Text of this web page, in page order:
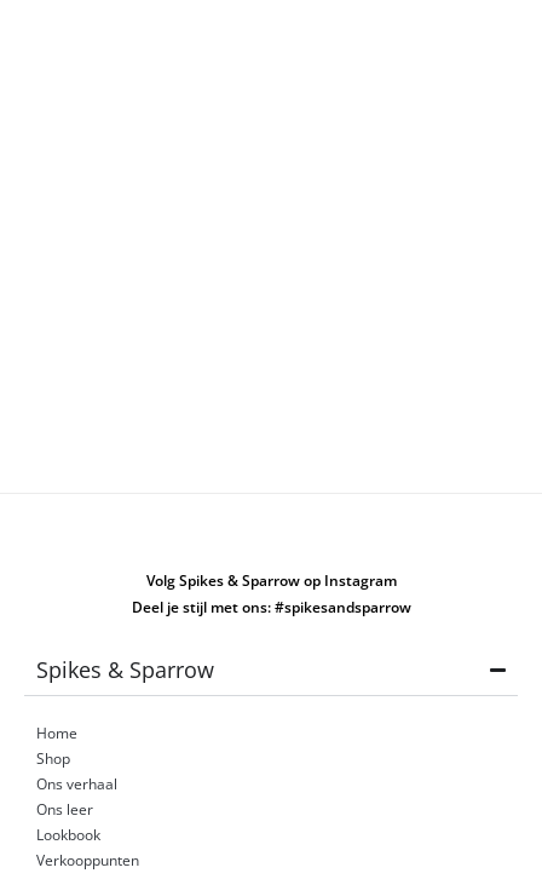
Volg Spikes & Sparrow op Instagram
Deel je stijl met ons: #spikesandsparrow
Spikes & Sparrow
Home
Shop
Ons verhaal
Ons leer
Lookbook
Verkooppunten